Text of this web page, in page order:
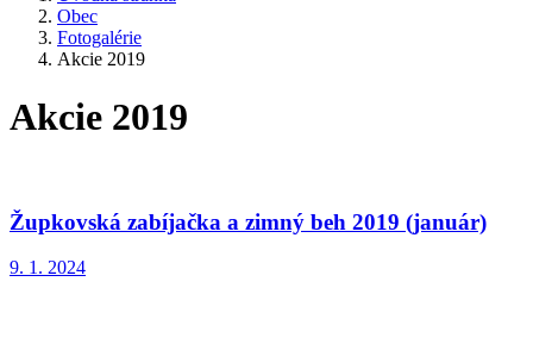
Obec
Fotogalérie
Akcie 2019
Akcie 2019
Župkovská zabíjačka a zimný beh 2019 (január)
9. 1. 2024